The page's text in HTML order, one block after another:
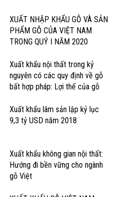
XUẤT NHẬP KHẨU GỖ VÀ SẢN
PHẨM GỖ CỦA VIỆT NAM
TRONG QUÝ I NĂM 2020
Xuất khẩu nội thất trong kỷ
nguyên có các quy định về gỗ
bất hợp pháp: Lợi thế của gỗ
Xuất khẩu lâm sản lập kỷ lục
9,3 tỷ USD năm 2018
Xuất khẩu không gian nội thất:
Hướng đi bền vững cho ngành
gỗ Việt